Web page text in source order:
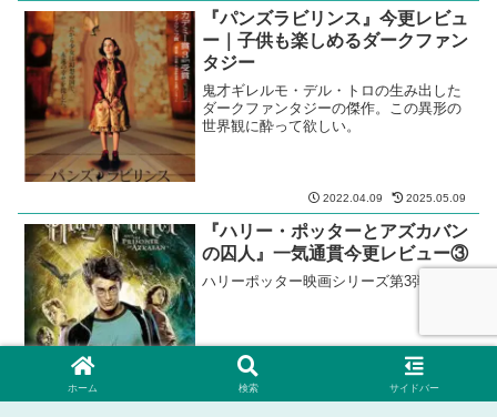
『パンズラビリンス』今更レビュ
ー｜子供も楽しめるダークファン
タジー
鬼才ギレルモ・デル・トロの生み出した
ダークファンタジーの傑作。この異形の
世界観に酔って欲しい。
2022.04.09 2025.05.09
『ハリー・ポッターとアズカバン
の囚人』一気通貫今更レビュー③
ハリーポッター映画シリーズ第3弾。
ホーム 検索 サイドバー